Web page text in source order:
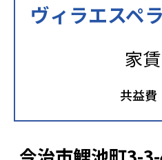
ヴィラエスペ
家賃
共益費